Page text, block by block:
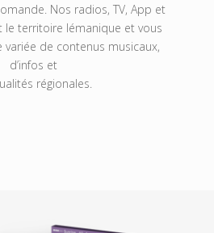
Nos radios, TV, App et
le territoire lémanique et vous
de contenus musicaux,
d’infos et
régionales.